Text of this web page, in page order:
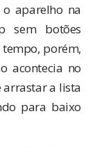
o aparelho na
sem botões
porém,
acontecia no
a lista
para baixo